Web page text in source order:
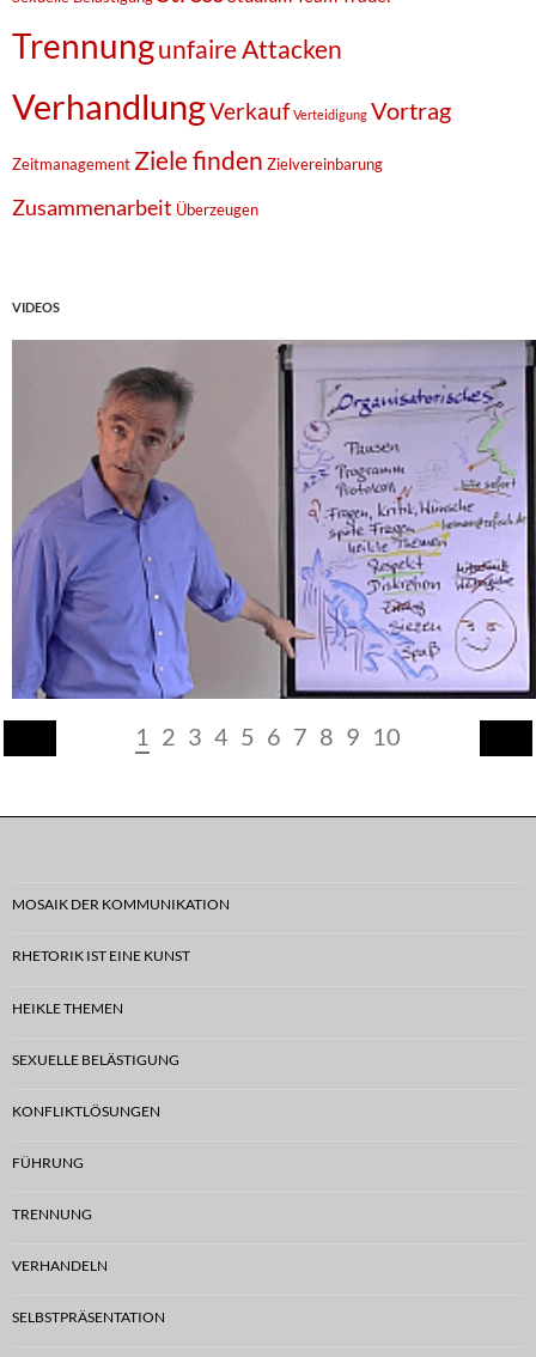
Trennungunfaire Attacken
VerhandlungVerkauf Verteidigung Vortrag
Zeitmanagement Ziele finden Zielvereinbarung
Zusammenarbeit Überzeugen
VIDEOS
1 2 3 4 5 6 7 8 9 10
MOSAIK DER KOMMUNIKATION
RHETORIK IST EINE KUNST
HEIKLE THEMEN
SEXUELLE BELÄSTIGUNG
KONFLIKTLÖSUNGEN
FÜHRUNG
TRENNUNG
VERHANDELN
SELBSTPRÄSENTATION